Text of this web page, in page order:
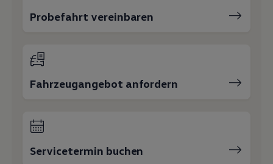
Probefahrt vereinbaren
Fahrzeugangebot anfordern
Servicetermin buchen